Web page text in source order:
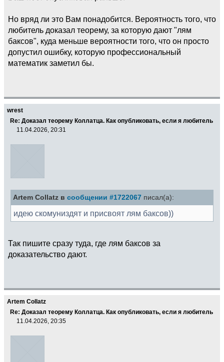
Но вряд ли это Вам понадобится. Вероятность того, что
любитель доказал теорему, за которую дают "лям
баксов", куда меньше вероятности того, что он просто
допустил ошибку, которую профессиональный
математик заметил бы.
wrest
Re: Доказал теорему Коллатца. Как опубликовать, если я любитель
11.04.2026, 20:31
Artem Collatz в сообщении #1722067 писал(а):
идею скомуниздят и присвоят лям баксов))
Так пишите сразу туда, где лям баксов за
доказательство дают.
Artem Collatz
Re: Доказал теорему Коллатца. Как опубликовать, если я любитель
11.04.2026, 20:35